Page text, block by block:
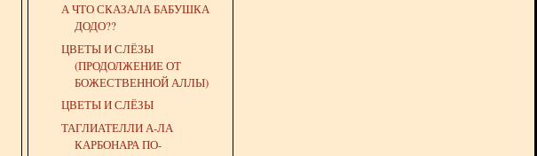
А ЧТО СКАЗАЛА БАБУШКА
ДОДО??
ЦВЕТЫ И СЛЁЗЫ
(ПРОДОЛЖЕНИЕ ОТ
БОЖЕСТВЕННОЙ АЛЛЫ)
ЦВЕТЫ И СЛЁЗЫ
ТАГЛИАТЕЛЛИ А-ЛА
КАРБОНАРА ПО-